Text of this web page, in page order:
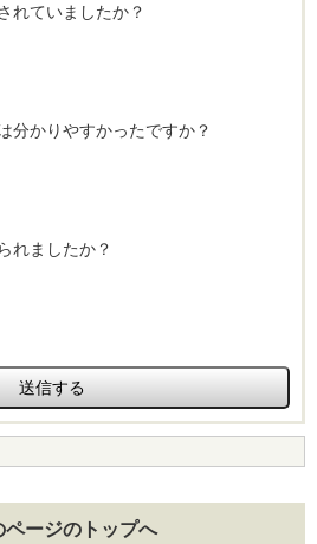
れていましたか？
分かりやすかったですか？
れましたか？
ページのトップへ